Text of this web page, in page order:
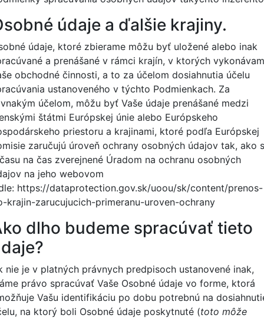
údaje a ďalšie krajiny.
údaje, ktoré zbierame môžu byť uložené alebo inak
a prenášané v rámci krajín, v ktorých
obchodné činnosti, a to za účelom dosiahnutia účelu
ustanoveného v týchto Podmienkach. Za
účelom, môžu byť Vaše údaje prenášané medzi
štátmi Európskej únie alebo Európskeho
priestoru a krajinami, ktoré podľa Európskej
zaručujú úroveň ochrany osobných údajov tak, ako
na čas zverejnené Úradom na ochranu osobných
na jeho webovom
https://dataprotection.gov.sk/uoou/sk/content/prenos-
krajin-zarucujucich-primeranu-uroven-ochrany
dlho budeme spracúvať tieto
nie je v platných právnych predpisoch ustanovené inak,
právo spracúvať Vaše Osobné údaje vo forme, ktorá
Vašu identifikáciu po dobu potrebnú na
na ktorý boli Osobné údaje poskytnuté (toto môže